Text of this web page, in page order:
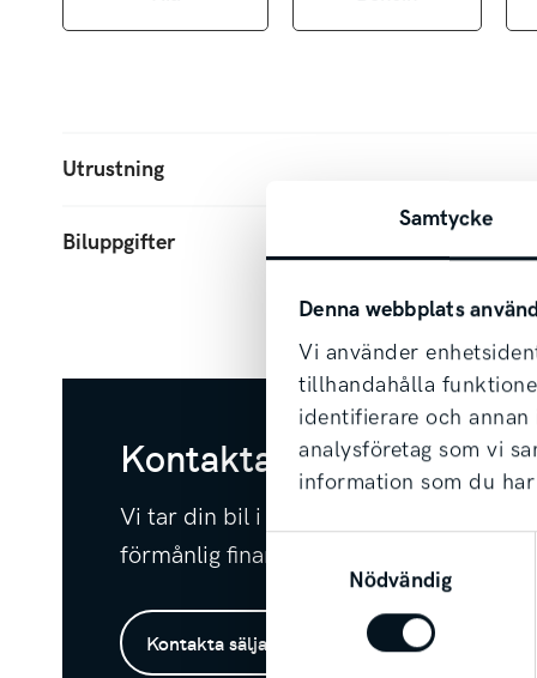
Samtycke
Denna webbplats
Vi använder
tillhandahålla
identifierare och
analysföretag som vi
information som du
Samtyckesval
Nödvändig
Telefon: 0500-44 48 88
Utrustning
Biluppgifter
Kontakta säljare redan
Vi tar din bil i inbyte oavsett märke &
förmånlig finansiering. Möjlighet till
Kontakta säljare